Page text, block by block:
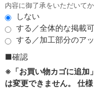
内容に御了承をいただいて
しない
する／全体的な掲載可
する／加工部分のア
■確認
※「お買い物カゴに追加
は変更できません。 仕